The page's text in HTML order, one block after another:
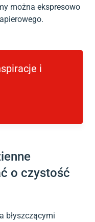
można ekspresowo
i
o czystość
błyszczącymi